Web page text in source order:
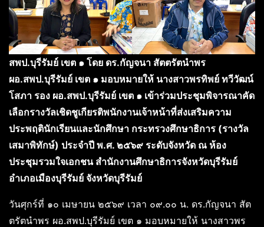
สพป.บุรีรัมย์ เขต ๑ โดย ดร.กัญจนา สัตตรัตนำพร
ผอ.สพป.บุรีรัมย์ เขต ๑ มอบหมายให้ นางสาวพรทิพย์ ทวีวัฒน์
โสภา รอง ผอ.สพป.บุรีรัมย์ เขต ๑ เข้าร่วมประชุมพิจารณาคัด
เลือกรางวัลเชิดชูเกียรติพนักงานเจ้าหน้าที่ส่งเสริมความ
ประพฤตินักเรียนและนักศึกษา กระทรวงศึกษาธิการ (รางวัล
เสมาพิทักษ์) ประจำปี พ.ศ. ๒๕๖๙ ระดับจังหวัด ณ ห้อง
ประชุมรวมใจเอกชน สำนักงานศึกษาธิการจังหวัดบุรีรัมย์
อำเภอเมืองบุรีรัมย์ จังหวัดบุรีรัมย์
วันศุกร์ที่ ๑๐ เมษายน ๒๕๖๙ เวลา ๐๙.๐๐ น. ดร.กัญจนา สัต
ตรัตนำพร ผอ.สพป.บุรีรัมย์ เขต ๑ มอบหมายให้ นางสาวพร